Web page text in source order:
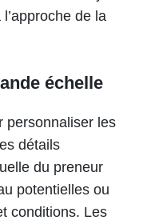
de la
échelle
personnaliser les
détails
du preneur
potentielles ou
conditions. Les